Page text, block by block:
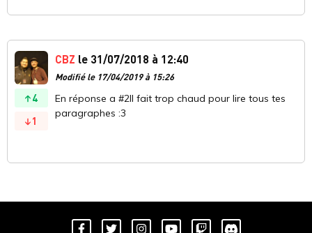
4
1
CBZ le 31/07/2018 à 12:40
Modifié le 17/04/2019 à 15:26
En réponse a #2Il fait trop chaud pour lire tous tes
paragraphes :3